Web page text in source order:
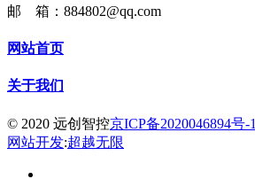
邮 箱：884802@qq.com
网站首页
关于我们
© 2020 远创智控京ICP备2020046894号-1
网站开发:超越无限